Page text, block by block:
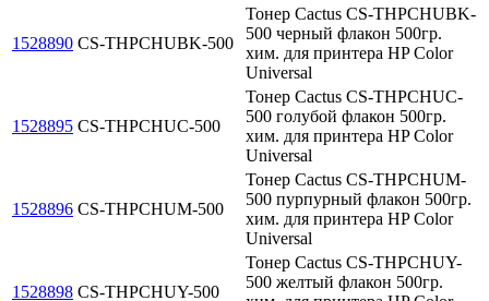
1528890 CS-THPCHUBK-500
Тонер Cactus CS-THPCHUBK-
500 черный флакон 500гр.
хим. для принтера HP Color
Universal
1528895 CS-THPCHUC-500
Тонер Cactus CS-THPCHUC-
500 голубой флакон 500гр.
хим. для принтера HP Color
Universal
1528896 CS-THPCHUM-500
Тонер Cactus CS-THPCHUM-
500 пурпурный флакон 500гр.
хим. для принтера HP Color
Universal
1528898 CS-THPCHUY-500
Тонер Cactus CS-THPCHUY-
500 желтый флакон 500гр.